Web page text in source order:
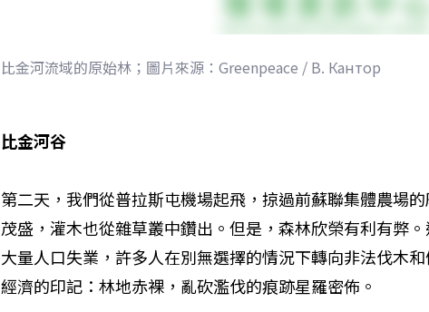
比金河流域的原始林；圖片來源：Greenpeace / В. Кантор
比金河谷
第二天，我們從普拉斯屯機場起飛，掠過前蘇聯集體農場
茂盛，灌木也從雜草叢中鑽出。但是，森林欣榮有利有弊
大量人口失業，許多人在別無選擇的情況下轉向非法伐木
經濟的印記：林地赤裸，亂砍濫伐的痕跡星羅密佈。